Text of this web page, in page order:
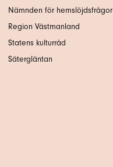
Nämnden för hemslöjdsfrågor
Region Västmanland
Statens kulturråd
Sätergläntan